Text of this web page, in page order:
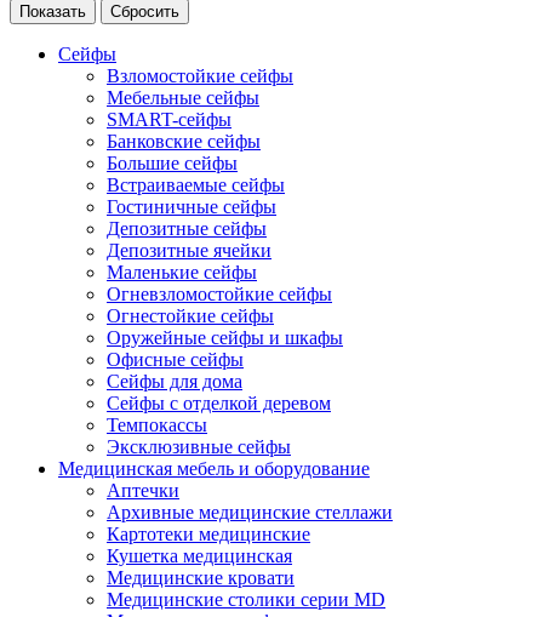
Сейфы
Взломостойкие сейфы
Мебельные сейфы
SMART-сейфы
Банковские сейфы
Большие сейфы
Встраиваемые сейфы
Гостиничные сейфы
Депозитные сейфы
Депозитные ячейки
Маленькие сейфы
Огневзломостойкие сейфы
Огнестойкие сейфы
Оружейные сейфы и шкафы
Офисные сейфы
Сейфы для дома
Сейфы с отделкой деревом
Темпокассы
Эксклюзивные сейфы
Медицинская мебель и оборудование
Аптечки
Архивные медицинские стеллажи
Картотеки медицинские
Кушетка медицинская
Медицинские кровати
Медицинские столики серии MD